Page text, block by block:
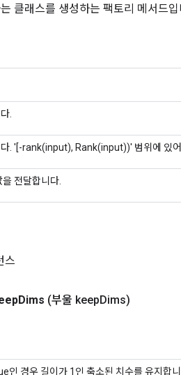
클래스를 생성하는 팩토리 메서드입
.
. '[-rank(input), Rank(input))' 범위에 있
전달합니다.
스
Dims (부울 keepDims)
인 경우 길이가 1인 축소된 치수를 유지합